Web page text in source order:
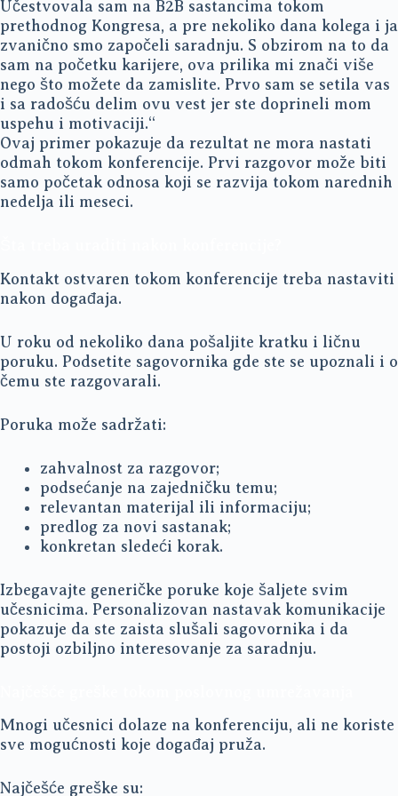
Učestvovala sam na B2B sastancima tokom
prethodnog Kongresa, a pre nekoliko dana kolega i ja
zvanično smo započeli saradnju. S obzirom na to da
sam na početku karijere, ova prilika mi znači više
nego što možete da zamislite. Prvo sam se setila vas
i sa radošću delim ovu vest jer ste doprineli mom
uspehu i motivaciji.“
Ovaj primer pokazuje da rezultat ne mora nastati
odmah tokom konferencije. Prvi razgovor može biti
samo početak odnosa koji se razvija tokom narednih
nedelja ili meseci.
Kontakt ostvaren tokom konferencije treba nastaviti
nakon događaja.
U roku od nekoliko dana pošaljite kratku i ličnu
poruku. Podsetite sagovornika gde ste se upoznali i o
čemu ste razgovarali.
Poruka može sadržati:
zahvalnost za razgovor;
podsećanje na zajedničku temu;
relevantan materijal ili informaciju;
predlog za novi sastanak;
konkretan sledeći korak.
Izbegavajte generičke poruke koje šaljete svim
učesnicima. Personalizovan nastavak komunikacije
pokazuje da ste zaista slušali sagovornika i da
postoji ozbiljno interesovanje za saradnju.
Mnogi učesnici dolaze na konferenciju, ali ne koriste
sve mogućnosti koje događaj pruža.
Najčešće greške su: